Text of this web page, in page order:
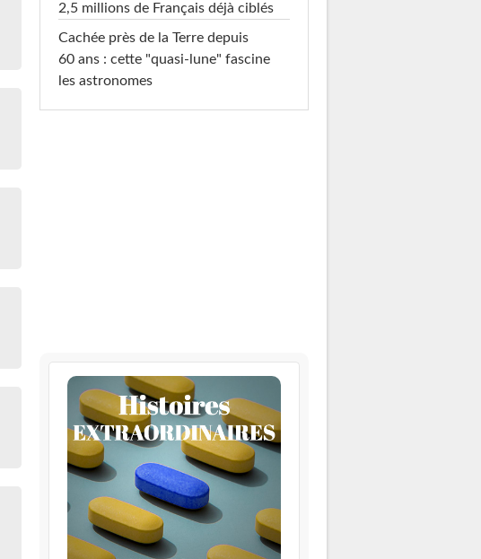
2,5 millions de Français déjà ciblés
Cachée près de la Terre depuis
60 ans : cette "quasi-lune" fascine
les astronomes